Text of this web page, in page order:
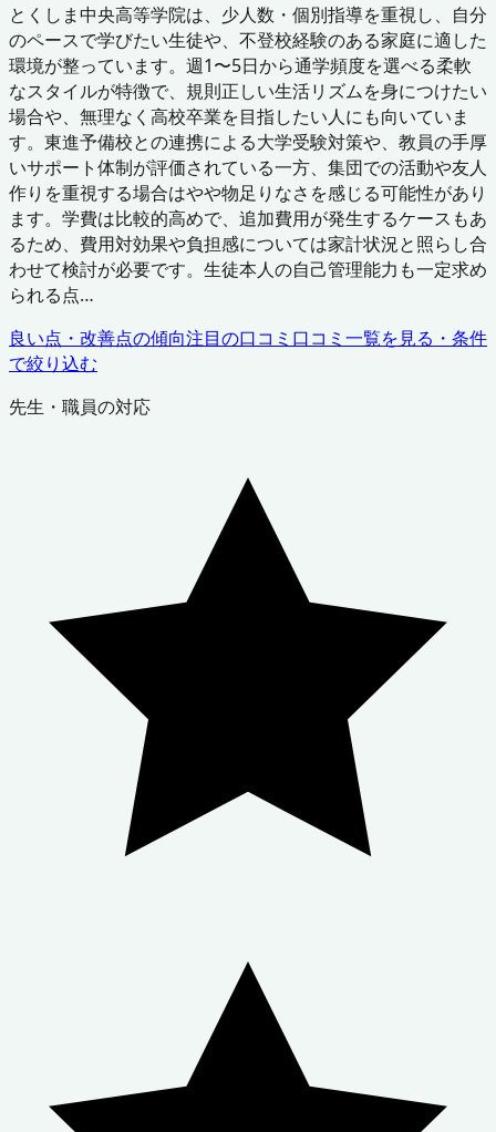
とくしま中央高等学院は、少人数・個別指導を重視し、自分
のペースで学びたい生徒や、不登校経験のある家庭に適した
環境が整っています。週1〜5日から通学頻度を選べる柔軟
なスタイルが特徴で、規則正しい生活リズムを身につけたい
場合や、無理なく高校卒業を目指したい人にも向いていま
す。東進予備校との連携による大学受験対策や、教員の手厚
いサポート体制が評価されている一方、集団での活動や友人
作りを重視する場合はやや物足りなさを感じる可能性があり
ます。学費は比較的高めで、追加費用が発生するケースもあ
るため、費用対効果や負担感については家計状況と照らし合
わせて検討が必要です。生徒本人の自己管理能力も一定求め
られる点…
良い点・改善点の傾向注目の口コミ 口コミ一覧を見る・条件
で絞り込む
先生・職員の対応